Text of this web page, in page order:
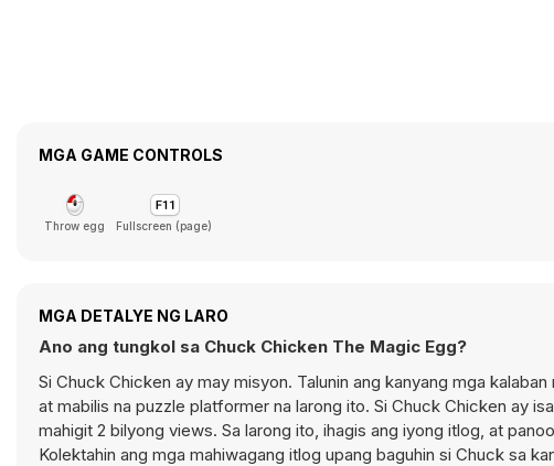
MGA GAME CONTROLS
Throw egg Fullscreen (page)
MGA DETALYE NG LARO
Ano ang tungkol sa Chuck Chicken The Magic Egg?
Si Chuck Chicken ay may misyon. Talunin ang kanyang mga
at mabilis na puzzle platformer na larong ito. Si Chuck Chicken ay
mahigit 2 bilyong views. Sa larong ito, ihagis ang iyong itlog, at
Kolektahin ang mga mahiwagang itlog upang baguhin si Chuck sa